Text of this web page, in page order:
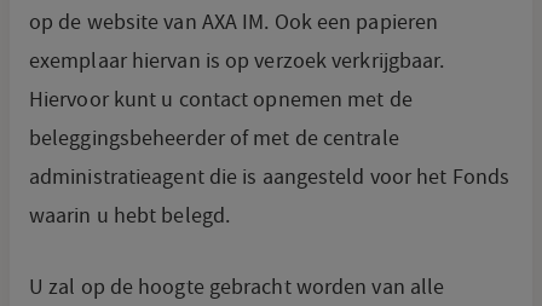
op de website van AXA IM. Ook een papieren
exemplaar hiervan is op verzoek verkrijgbaar.
Hiervoor kunt u contact opnemen met de
beleggingsbeheerder of met de centrale
administratieagent die is aangesteld voor het Fonds
waarin u hebt belegd.
U zal op de hoogte gebracht worden van alle